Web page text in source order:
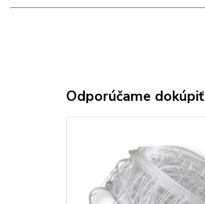
Odporúčame dokúpiť